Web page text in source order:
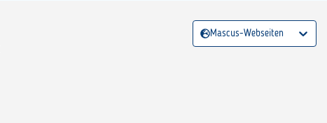
Mascus-Webseiten